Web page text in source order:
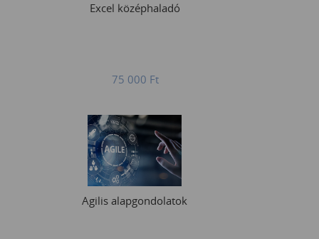
Excel középhaladó
75 000 Ft
Agilis alapgondolatok